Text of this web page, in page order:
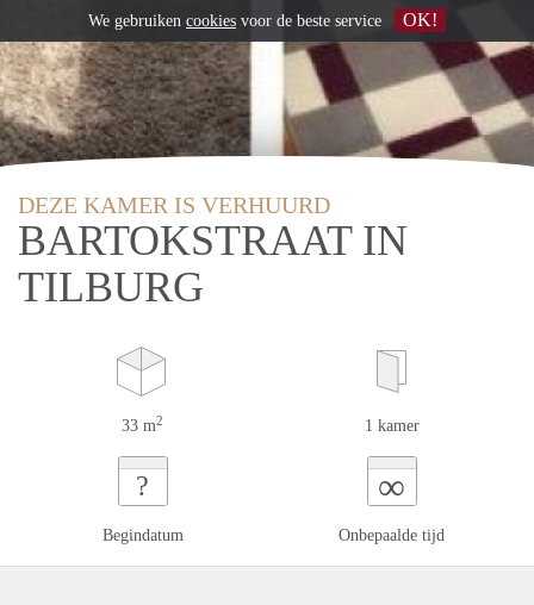
DEZE KAMER IS VERHUURD
BARTOKSTRAAT IN
TILBURG
33 m2 1 kamer
?
Begindatum
∞
Onbepaalde tijd
We gebruiken cookies voor de beste service OK!